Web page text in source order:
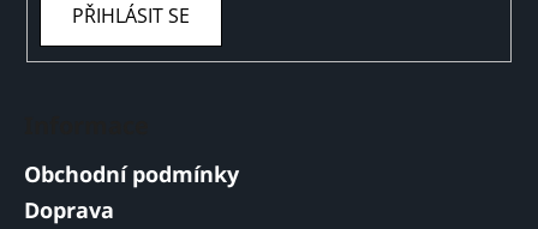
PŘIHLÁSIT SE
Obchodní podmínky
Doprava